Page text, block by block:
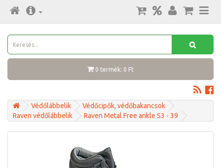
0 termék: 0 Ft
Védőlábbelik
Védőcipők, védőbakancsok
Raven védőlábbelik
Raven Metal Free ankle S3 - 39